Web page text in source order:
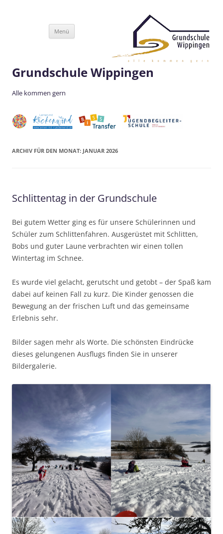
Grundschule Wippingen
Alle kommen gern
Menü
ARCHIV FÜR DEN MONAT: JANUAR 2026
Schlittentag in der Grundschule
Bei gutem Wetter ging es für unsere Schülerinnen und
Schüler zum Schlittenfahren. Ausgerüstet mit Schlitten,
Bobs und guter Laune verbrachten wir einen tollen
Wintertag im Schnee.
Es wurde viel gelacht, gerutscht und getobt – der Spaß kam
dabei auf keinen Fall zu kurz. Die Kinder genossen die
Bewegung an der frischen Luft und das gemeinsame
Erlebnis sehr.
Bilder sagen mehr als Worte. Die schönsten Eindrücke
dieses gelungenen Ausflugs finden Sie in unserer
Bildergalerie.